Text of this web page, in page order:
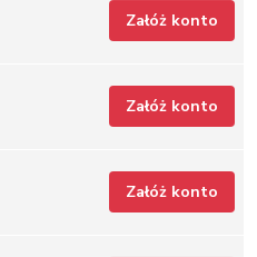
Załóż konto
Załóż konto
Załóż konto